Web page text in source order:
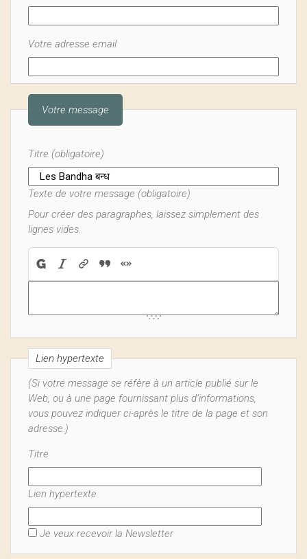
Votre adresse email
Votre message
Titre (obligatoire)
Texte de votre message (obligatoire)
Pour créer des paragraphes, laissez simplement des
lignes vides.
Lien hypertexte
(Si votre message se réfère à un article publié sur le
Web, ou à une page fournissant plus d’informations,
vous pouvez indiquer ci-après le titre de la page et son
adresse.)
Titre
Lien hypertexte
Je veux recevoir la Newsletter